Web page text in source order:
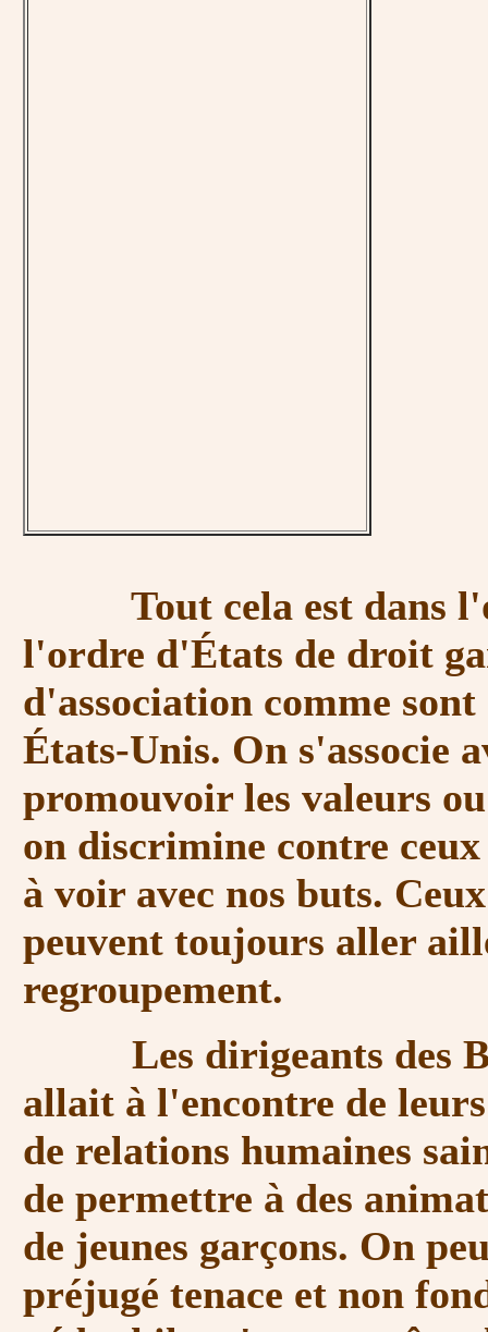
Tout cela est dans
l'ordre d'États de droit
d'association comme
États-Unis. On s'associe
promouvoir les valeurs
on discrimine contre
à voir avec nos buts.
peuvent toujours aller
regroupement.
Les dirigeants des
allait à l'encontre de
de relations humaines
de permettre à des
de jeunes garçons. On
préjugé tenace et non